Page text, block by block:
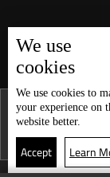
We use
cookies
We use cookies to
your experience on
website better.
Accept Learn